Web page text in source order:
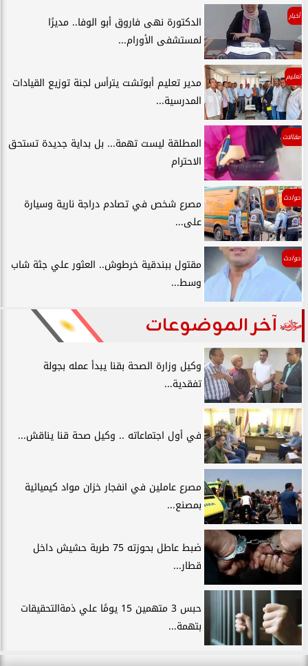
أخبار
الدكتورة نهى فاروق أبو الوفا.. مديرًا
لمستشفى الأورام...
تعليم
مدير تعليم أبوتشت يترأس لجنة توزيع القيادات
المدرسية...
مقالات
المطلقة ليست تهمة... بل بداية جديدة تستحق
الاحترام
حوادث
مصرع شخص في تصادم دراجة نارية وسيارة
على...
حوادث
مقتول ببندقية خرطوش.. العثور علي جثة شاب
وسط...
آخر الموضوعات
وكيل وزارة الصحة بقنا يبدأ عمله بجولة
تفقدية...
في أول اجتماعاته .. وكيل صحة قنا يناقش...
مصرع عاملين في انفجار خزان مواد كيميائية
بمصنع...
ضبط عاطل بحوزته 75 طربة حشيش داخل
قطار...
حبس 3 متهمين 15 يومًا علي ذمةالتحقيقات
بتهمة...